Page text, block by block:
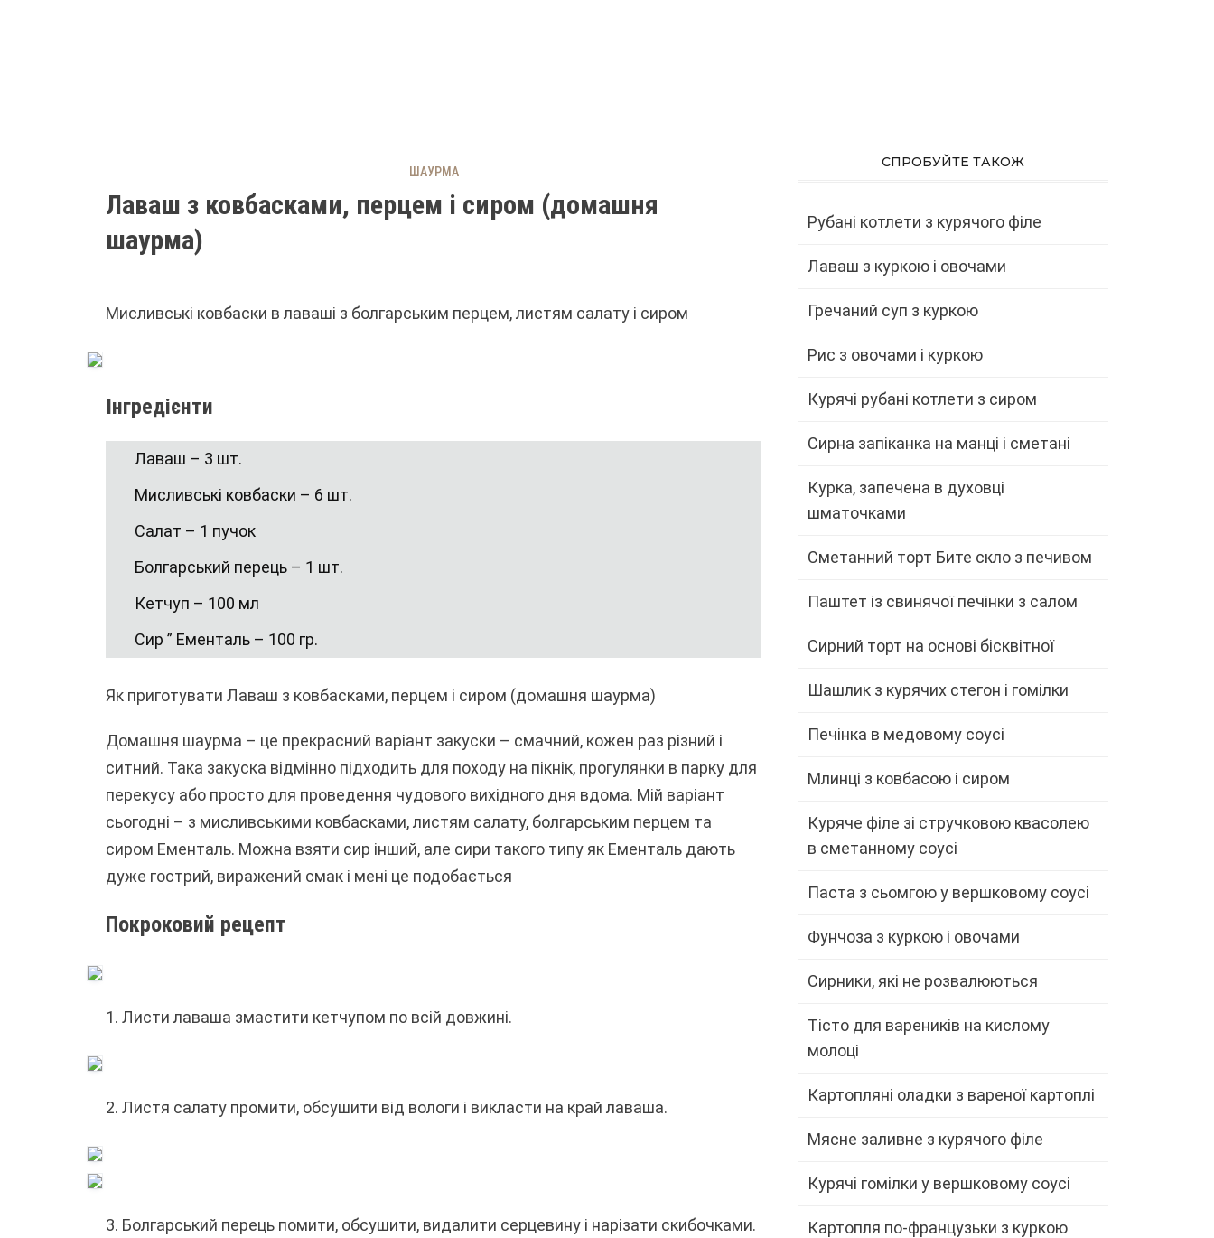
ШАУРМА
Лаваш з ковбасками, перцем і сиром (домашня
шаурма)
Мисливські ковбаски в лаваші з болгарським перцем, листям салату і сиром
Інгредієнти
Лаваш – 3 шт.
Мисливські ковбаски – 6 шт.
Салат – 1 пучок
Болгарський перець – 1 шт.
Кетчуп – 100 мл
Сир ” Ементаль – 100 гр.
Як приготувати Лаваш з ковбасками, перцем і сиром (домашня шаурма)
Домашня шаурма – це прекрасний варіант закуски – смачний, кожен раз різний і
ситний. Така закуска відмінно підходить для походу на пікнік, прогулянки в парку для
перекусу або просто для проведення чудового вихідного дня вдома. Мій варіант
сьогодні – з мисливськими ковбасками, листям салату, болгарським перцем та
сиром Ементаль. Можна взяти сир інший, але сири такого типу як Ементаль дають
дуже гострий, виражений смак і мені це подобається
Покроковий рецепт
1. Листи лаваша змастити кетчупом по всій довжині.
2. Листя салату промити, обсушити від вологи і викласти на край лаваша.
3. Болгарський перець помити, обсушити, видалити серцевину і нарізати скибочками.
СПРОБУЙТЕ ТАКОЖ
Рубані котлети з курячого філе
Лаваш з куркою і овочами
Гречаний суп з куркою
Рис з овочами і куркою
Курячі рубані котлети з сиром
Сирна запіканка на манці і сметані
Курка, запечена в духовці
шматочками
Сметанний торт Бите скло з печивом
Паштет із свинячої печінки з салом
Сирний торт на основі бісквітної
Шашлик з курячих стегон і гомілки
Печінка в медовому соусі
Млинці з ковбасою і сиром
Куряче філе зі стручковою квасолею
в сметанному соусі
Паста з сьомгою у вершковому соусі
Фунчоза з куркою і овочами
Сирники, які не розвалюються
Тісто для вареників на кислому
молоці
Картопляні оладки з вареної картоплі
Мясне заливне з курячого філе
Курячі гомілки у вершковому соусі
Картопля по-французьки з куркою